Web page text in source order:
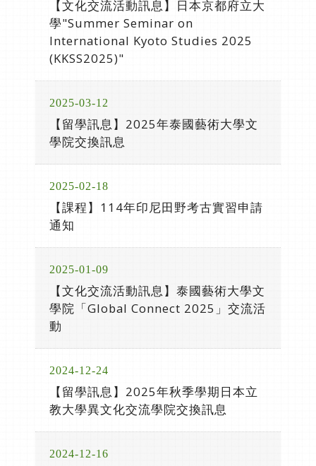
【文化交流活動訊息】日本京都府立大
學"Summer Seminar on
International Kyoto Studies 2025
(KKSS2025)"
2025-03-12
【留學訊息】2025年泰國藝術大學文
學院交換訊息
2025-02-18
【課程】114年印尼田野考古實習申請
通知
2025-01-09
【文化交流活動訊息】泰國藝術大學文
學院「Global Connect 2025」交流活
動
2024-12-24
【留學訊息】2025年秋季學期日本立
教大學異文化交流學院交換訊息
2024-12-16